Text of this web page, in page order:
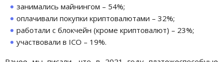
занимались майнингом – 54%;
оплачивали покупки криптовалютами – 32%;
работали с блокчейн (кроме криптовалют) – 23%;
участвовали в ICO – 19%.